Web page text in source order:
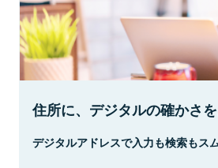
住所に、デジタルの確かさを
デジタルアドレスで入力も検索もス